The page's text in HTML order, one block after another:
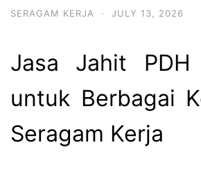
SERAGAM KERJA · JULY 13, 2026
Jasa Jahit PDH
untuk Berbagai
Seragam Kerja